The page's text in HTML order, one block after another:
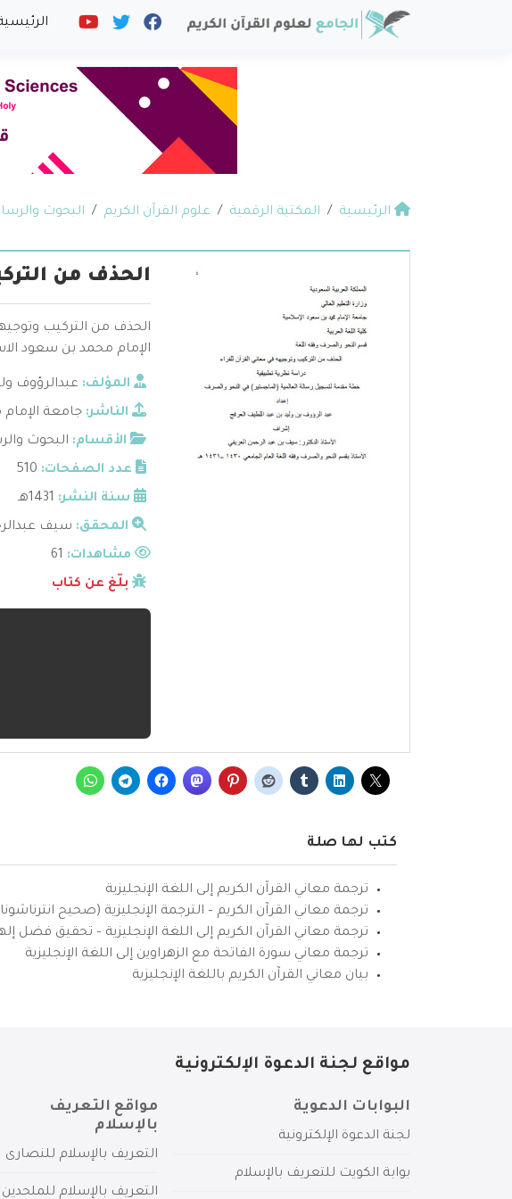
الرئيسية المكتبة الرقمية علوم القرآن الكريم البحوث
الحذف من
الحذف من التركيب
الإمام محمد بن سعود
المؤلف: عبدالرؤوف
الناشر: جامعة
الأقسام: البحوث
عدد الصفحات: 510
سنة النشر: 1431هـ
المحقق: سيف
مشاهدات:
بلّغ عن كتاب
كتب لها صلة
ترجمة معاني القرآن الكريم إلى اللغة الإنجليزية
ترجمة معاني القرآن الكريم – الترجمة الإنجليزية (صحيح
ترجمة معاني القرآن الكريم إلى اللغة الإنجليزية – تحقيق فضل
ترجمة معاني سورة الفاتحة مع الزهراوين إلى اللغة الإنجليزية
بيان معاني القرآن الكريم باللغة الإنجليزية
مواقع لجنة الدعوة الإلكترونية
البوابات الدعوية
لجنة الدعوة الإلكترونية
بوابة الكويت للتعريف بالإسلام
مواقع التعريف
بالإسلام
التعريف بالإسلام للنصارى
التعريف بالإسلام للملحدين